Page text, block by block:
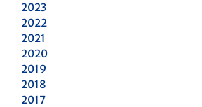
2023
2022
2021
2020
2019
2018
2017